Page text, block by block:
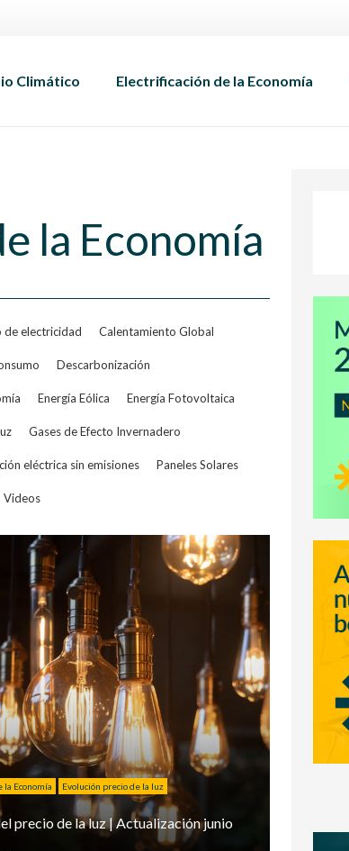
Climático Electrificación de la Economía
la Economía
de electricidad Calentamiento Global
Descarbonización
Energía Eólica Energía Fotovoltaica
Gases de Efecto Invernadero
eléctrica sin emisiones Paneles Solares
Videos
la Economía Evolución precio de la luz
precio de la luz | Actualización junio